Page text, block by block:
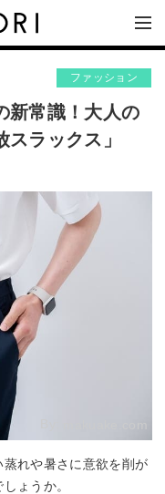
ファッション
新常識！大人の
ラックス」
れや暑さに意欲を削が
ょうか。